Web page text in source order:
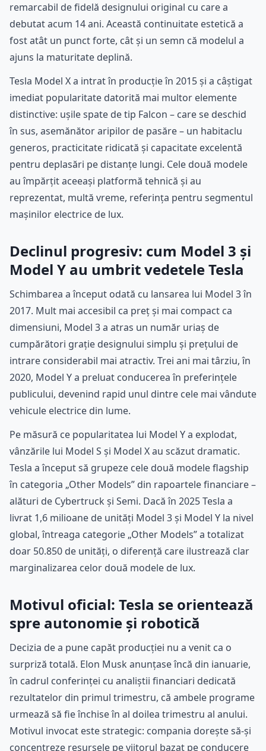
remarcabil de fidelă designului original cu care a
debutat acum 14 ani. Această continuitate estetică a
fost atât un punct forte, cât și un semn că modelul a
ajuns la maturitate deplină.
Tesla Model X a intrat în producție în 2015 și a câștigat
imediat popularitate datorită mai multor elemente
distinctive: ușile spate de tip Falcon – care se deschid
în sus, asemănător aripilor de pasăre – un habitaclu
generos, practicitate ridicată și capacitate excelentă
pentru deplasări pe distanțe lungi. Cele două modele
au împărțit aceeași platformă tehnică și au
reprezentat, multă vreme, referința pentru segmentul
mașinilor electrice de lux.
Declinul progresiv: cum Model 3 și
Model Y au umbrit vedetele Tesla
Schimbarea a început odată cu lansarea lui Model 3 în
2017. Mult mai accesibil ca preț și mai compact ca
dimensiuni, Model 3 a atras un număr uriaș de
cumpărători grație designului simplu și prețului de
intrare considerabil mai atractiv. Trei ani mai târziu, în
2020, Model Y a preluat conducerea în preferințele
publicului, devenind rapid unul dintre cele mai vândute
vehicule electrice din lume.
Pe măsură ce popularitatea lui Model Y a explodat,
vânzările lui Model S și Model X au scăzut dramatic.
Tesla a început să grupeze cele două modele flagship
în categoria „Other Models” din rapoartele financiare –
alături de Cybertruck și Semi. Dacă în 2025 Tesla a
livrat 1,6 milioane de unități Model 3 și Model Y la nivel
global, întreaga categorie „Other Models” a totalizat
doar 50.850 de unități, o diferență care ilustrează clar
marginalizarea celor două modele de lux.
Motivul oficial: Tesla se orientează
spre autonomie și robotică
Decizia de a pune capăt producției nu a venit ca o
surpriză totală. Elon Musk anunțase încă din ianuarie,
în cadrul conferinței cu analiștii financiari dedicată
rezultatelor din primul trimestru, că ambele programe
urmează să fie închise în al doilea trimestru al anului.
Motivul invocat este strategic: compania dorește să-și
concentreze resursele pe viitorul bazat pe conducere